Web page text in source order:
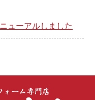
ューアルしました